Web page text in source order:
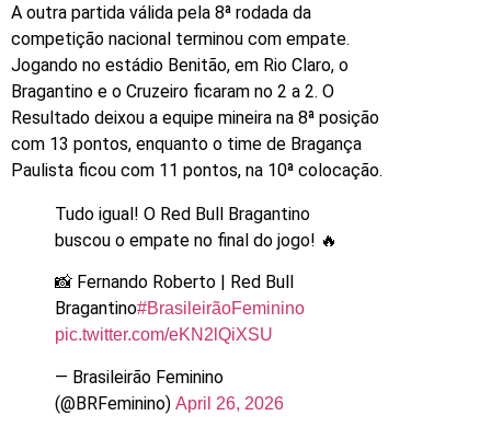
A outra partida válida pela 8ª rodada da
competição nacional terminou com empate.
Jogando no estádio Benitão, em Rio Claro, o
Bragantino e o Cruzeiro ficaram no 2 a 2. O
Resultado deixou a equipe mineira na 8ª posição
com 13 pontos, enquanto o time de Bragança
Paulista ficou com 11 pontos, na 10ª colocação.
Tudo igual! O Red Bull Bragantino
buscou o empate no final do jogo! 🔥
📸 Fernando Roberto | Red Bull
Bragantino#BrasileirãoFeminino
pic.twitter.com/eKN2lQiXSU
— Brasileirão Feminino
(@BRFeminino) April 26, 2026